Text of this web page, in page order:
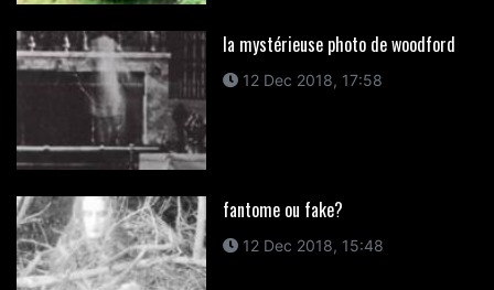
la mystérieuse photo de woodford
12 Dec 2018, 17:58
fantome ou fake?
12 Dec 2018, 15:48